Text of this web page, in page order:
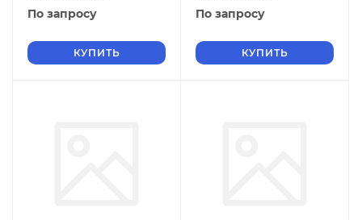
По запросу
КУПИТЬ
По запросу
КУПИТЬ